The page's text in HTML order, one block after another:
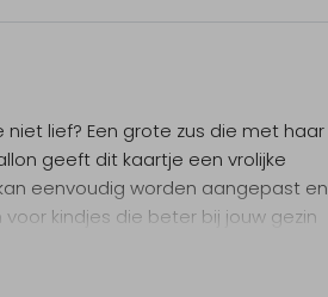
lief? Een grote zus die met haar
geeft dit kaartje een vrolijke
eenvoudig worden aangepast en
kindjes die beter bij jouw gezin